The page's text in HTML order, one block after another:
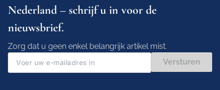
Nederland – schrijf u in voor de
nieuwsbrief.
Zorg dat u geen enkel belangrijk artikel mist.
Versturen